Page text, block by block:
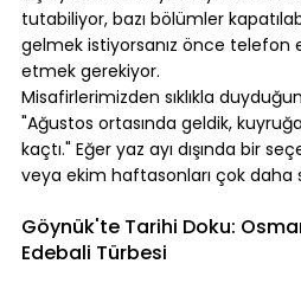
tutabiliyor, bazı bölümler
gelmek istiyorsanız önce
etmek gerekiyor.
Misafirlerimizden sıklıkla
"Ağustos ortasında geldik,
kaçtı." Eğer yaz ayı dışında bir
veya ekim haftasonları çok daha
Göynük'te Tarihi Doku:
Edebali Türbesi